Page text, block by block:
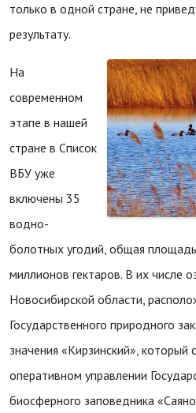
только в одной стране, не
результату.
На
современном
этапе в нашей
стране в Список
ВБУ уже
включены 35
водно-
болотных угодий, общая
миллионов гектаров. В их числе
Новосибирской области,
Государственного природного
значения «Кирзинский», который
оперативном управлении
биосферного заповедника